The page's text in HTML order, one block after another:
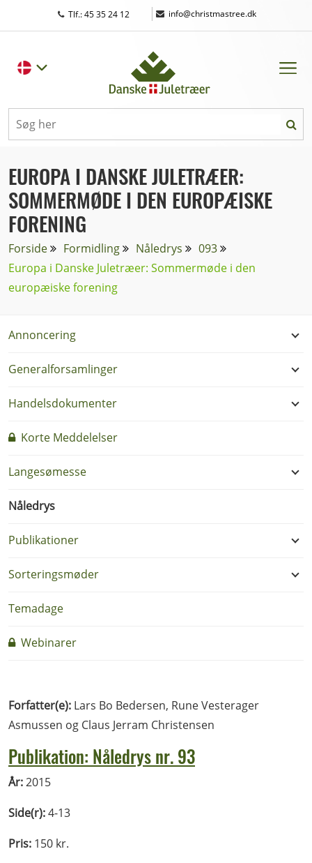
Tlf.: 45 35 24 12 | info@christmastree.dk
EUROPA I DANSKE JULETRÆER:
SOMMERMØDE I DEN EUROPÆISKE
FORENING
Forside Formidling Nåledrys
093
Europa i Danske Juletræer: Sommermøde i den
europæiske forening
Annoncering
Generalforsamlinger
Handelsdokumenter
Korte Meddelelser
Langesømesse
Nåledrys
Publikationer
Sorteringsmøder
Temadage
Webinarer
Forfatter(e): Lars Bo Bedersen, Rune Vesterager
Asmussen og Claus Jerram Christensen
Publikation: Nåledrys nr. 93
År:2015
Side(r):4-13
Pris: 150 kr.